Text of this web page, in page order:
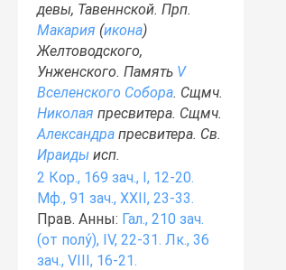
девы, Тавеннской. Прп.
Макария (икона)
Желтоводского,
Унженского. Память V
Вселенского Собора. Сщмч.
Николая пресвитера. Сщмч.
Александра пресвитера. Св.
Ираиды исп.
2 Кор., 169 зач., I, 12-20.
Мф., 91 зач., XXII, 23-33.
Прав. Анны: Гал., 210 зач.
(от полу́), IV, 22-31. Лк., 36
зач., VIII, 16-21.